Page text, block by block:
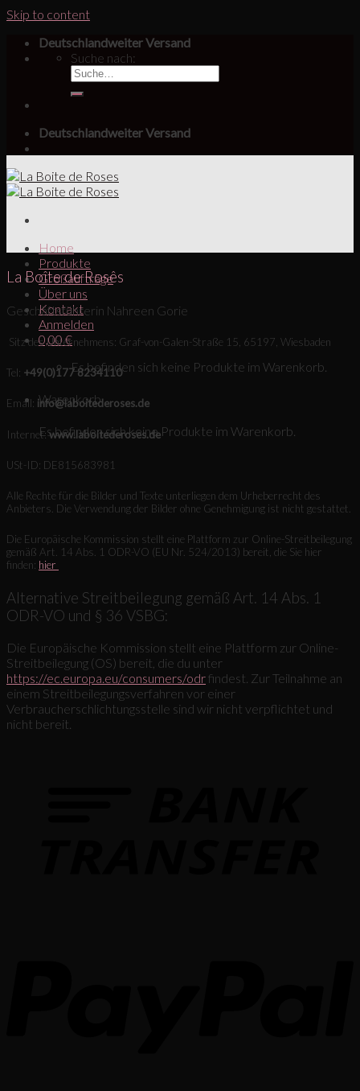
Skip to content
Deutschlandweiter Versand
Suche nach:
Deutschlandweiter Versand
Home
Produkte
Großaufträge
Über uns
Kontakt
Anmelden
0,00€
Es befinden sich keine Produkte im Warenkorb.
Warenkorb
Es befinden sich keine Produkte im Warenkorb.
La Boîte de Rosês
Geschäftsführerin Nahreen Gorie
Sitz des Unternehmens: Graf-von-Galen-Straße 15, 65197, Wiesbaden
Tel: +49(0)177 8234110
Email: info@laboitederoses.de
Internet:www.laboitederoses.de
USt-ID: DE815683981
Alle Rechte für die Bilder und Texte unterliegen dem Urheberrecht des
Anbieters. Die Verwendung der Bilder ohne Genehmigung ist nicht gestattet.
Die Europäische Kommission stellt eine Plattform zur Online-Streitbeilegung
gemäß Art. 14 Abs. 1 ODR-VO (EU Nr. 524/2013) bereit, die Sie hier
finden: hier
Alternative Streitbeilegung gemäß Art. 14 Abs. 1
ODR-VO und § 36 VSBG:
Die Europäische Kommission stellt eine Plattform zur Online-
Streitbeilegung (OS) bereit, die du unter
https://ec.europa.eu/consumers/odrfindest. Zur Teilnahme an
einem Streitbeilegungsverfahren vor einer
Verbraucherschlichtungsstelle sind wir nicht verpflichtet und
nicht bereit.